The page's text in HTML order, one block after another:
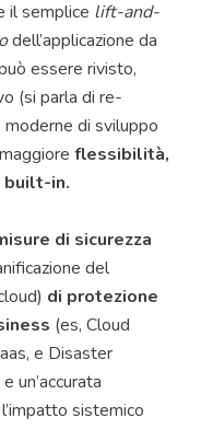
il semplice lift-and-
dell’applicazione da
essere rivisto,
(si parla di re-
di sviluppo
flessibilità,
built-in.
di sicurezza
del
di protezione
(es, Cloud
e Disaster
un’accurata
sistemico